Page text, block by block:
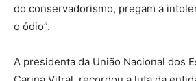
do conservadorismo, pregam a
o ódio”.
A presidenta da União Nacional dos